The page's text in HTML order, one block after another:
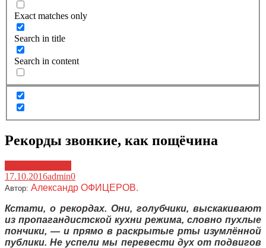
Exact matches only
Search in title
Search in content
Рекорды звонкие, как пощёчина
17.10.2016admin0
Автор: Александр ОФИЦЕРОВ.
Кстати, о рекордах. Они, голубчики, выскакивают
из пропагандистской кухни режима, словно пухлые
пончики, — и прямо в раскрытые рты изумлённой
публики. Не успели мы перевести дух от подвигов